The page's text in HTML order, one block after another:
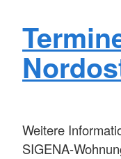
Weitere
SIGENA-